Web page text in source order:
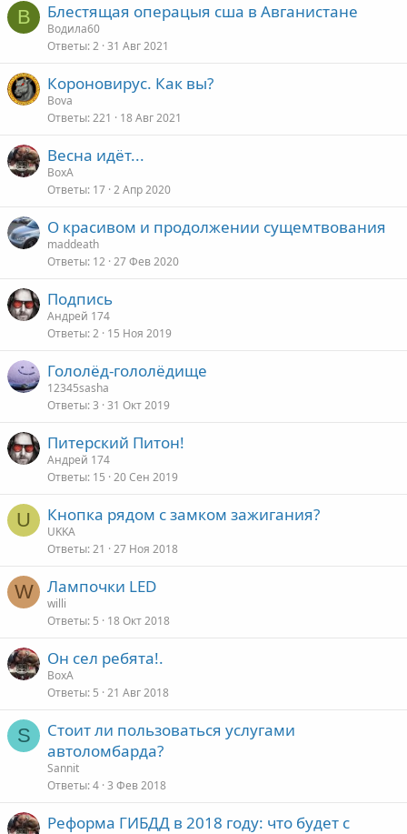
В Блестящая операцыя сша в Авганистане
Водила60
Ответы 2 31 Авг 2021
Короновирус. Как вы?
Bova
Ответы 221 18 Авг 2021
Весна идёт...
ВохА
Ответы 17 2 Апр 2020
О красивом и продолжении сущемтвования
maddeath
Ответы 12 27 Фев 2020
Подпись
Андрей 174
Ответы 2 15 Ноя 2019
Гололёд-гололёдище
12345sasha
Ответы 3 31 Окт 2019
Питерский Питон!
Андрей 174
Ответы 15 20 Сен 2019
U Кнопка рядом с замком зажигания?
UKKA
Ответы 21 27 Ноя 2018
W Лампочки LED
willi
Ответы 5 18 Окт 2018
Он сел ребята!.
ВохА
Ответы 5 21 Авг 2018
S
Стоит ли пользоваться услугами
автоломбарда?
Sannit
Ответы 4 3 Фев 2018
Реформа ГИБДД в 2018 году: что будет с